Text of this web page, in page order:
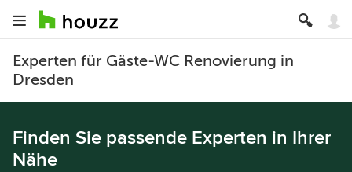
Experten für Gäste-WC Renovierung in
Dresden
Finden Sie passende Experten in Ihrer
Nähe